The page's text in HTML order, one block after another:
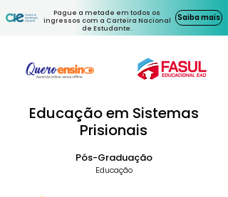
Pague a metade em todos os
ingressos com a Carteira Nacional
de Estudante.
Saiba mais
Educação em Sistemas
Prisionais
Pós-Graduação
Educação